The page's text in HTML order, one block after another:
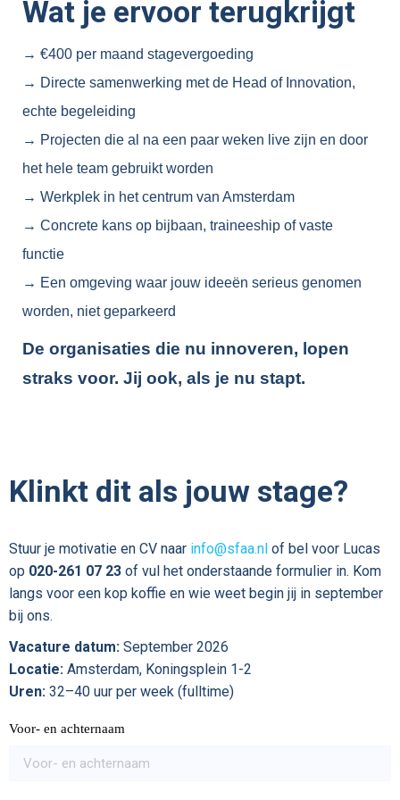
Wat je ervoor terugkrijgt
→ €400 per maand stagevergoeding
→ Directe samenwerking met de Head of Innovation,
echte begeleiding
→ Projecten die al na een paar weken live zijn en door
het hele team gebruikt worden
→ Werkplek in het centrum van Amsterdam
→ Concrete kans op bijbaan, traineeship of vaste
functie
→ Een omgeving waar jouw ideeën serieus genomen
worden, niet geparkeerd
De organisaties die nu innoveren, lopen
straks voor. Jij ook, als je nu stapt.
Klinkt dit als jouw stage?
Stuur je motivatie en CV naar info@sfaa.nl of bel voor Lucas
op 020-261 07 23 of vul het onderstaande formulier in. Kom
langs voor een kop koffie en wie weet begin jij in september
bij ons.
Vacature datum: September 2026
Locatie: Amsterdam, Koningsplein 1-2
Uren: 32–40 uur per week (fulltime)
Voor- en achternaam